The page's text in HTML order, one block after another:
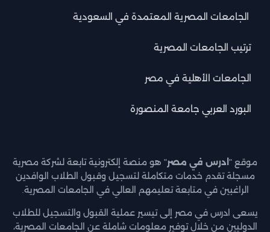
الجامعات المصرية المعتمدة في السعودية
ترتيب الجامعات المصرية
الجامعات الأهلية في مصر
البورد العربي جامعة المنصورة
موقع " ادرس في مصر" هو منصة إلكترونية تابعة لشركة مصرية
مسجلة تقدم خدمات متكاملة لتسجيل وقبول الطلاب الوافدين
الراغبين في متابعة تعليمهم العالي في الجامعات المصرية.
يسعى ادرس في مصر إلى تيسير عملية القبول والتسجيل للطلاب
الدوليين من خلال توفير معلومات شاملة عن الجامعات المصرية،